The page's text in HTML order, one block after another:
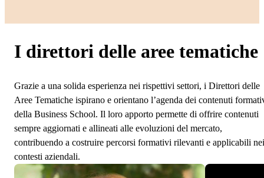
I direttori delle aree tematiche
Grazie a una solida esperienza nei rispettivi settori, i Direttori delle
Aree Tematiche ispirano e orientano l’agenda dei contenuti
della Business School. Il loro apporto permette di offrire contenuti
sempre aggiornati e allineati alle evoluzioni del mercato,
contribuendo a costruire percorsi formativi rilevanti e applicabili nei
contesti aziendali.